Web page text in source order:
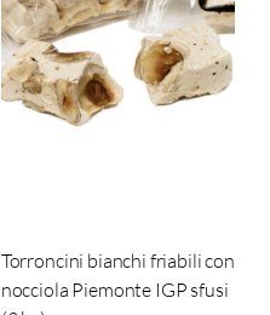
Torroncini bianchi friabili con
nocciola Piemonte IGP sfusi